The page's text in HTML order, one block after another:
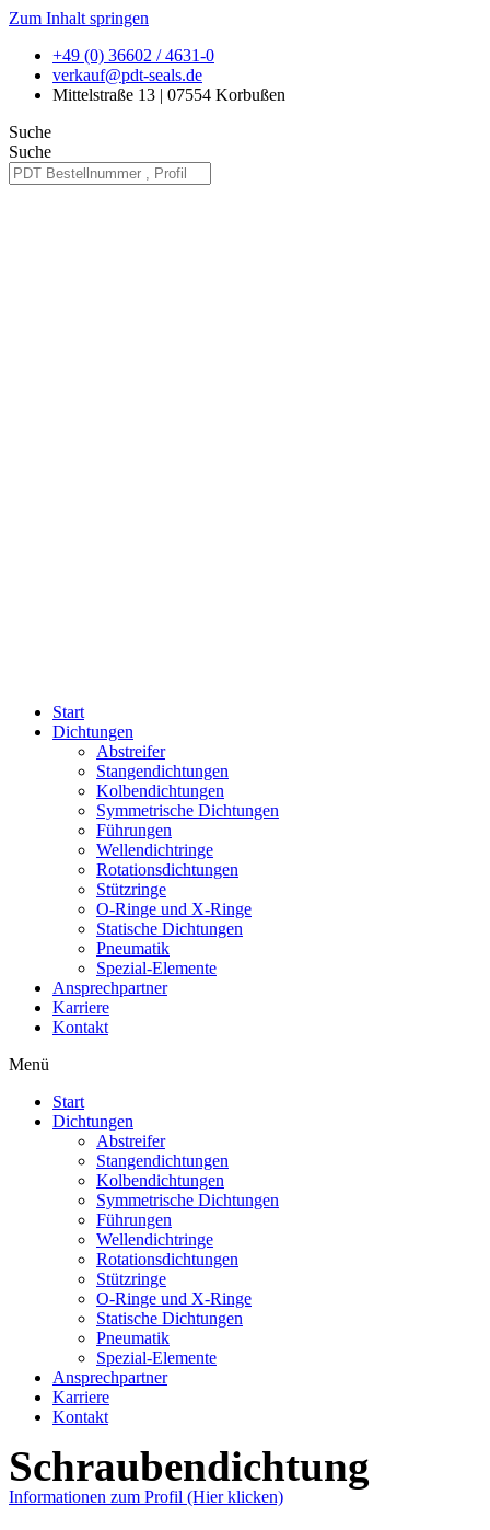
Zum Inhalt springen
+49 (0) 36602 / 4631-0
verkauf@pdt-seals.de
Mittelstraße 13 | 07554 Korbußen
Suche
Suche
Start
Dichtungen
Abstreifer
Stangendichtungen
Kolbendichtungen
Symmetrische Dichtungen
Führungen
Wellendichtringe
Rotationsdichtungen
Stützringe
O-Ringe und X-Ringe
Statische Dichtungen
Pneumatik
Spezial-Elemente
Ansprechpartner
Karriere
Kontakt
Menü
Start
Dichtungen
Abstreifer
Stangendichtungen
Kolbendichtungen
Symmetrische Dichtungen
Führungen
Wellendichtringe
Rotationsdichtungen
Stützringe
O-Ringe und X-Ringe
Statische Dichtungen
Pneumatik
Spezial-Elemente
Ansprechpartner
Karriere
Kontakt
Schraubendichtung
Informationen zum Profil (Hier klicken)